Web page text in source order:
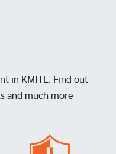
in KMITL. Find out
and much more
Image